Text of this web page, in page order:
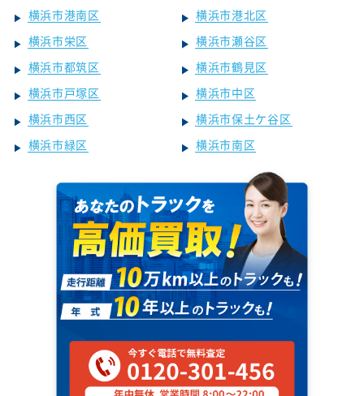
横浜市港南区
横浜市港北区
横浜市栄区
横浜市瀬谷区
横浜市都筑区
横浜市鶴見区
横浜市戸塚区
横浜市中区
横浜市西区
横浜市保土ケ谷区
横浜市緑区
横浜市南区